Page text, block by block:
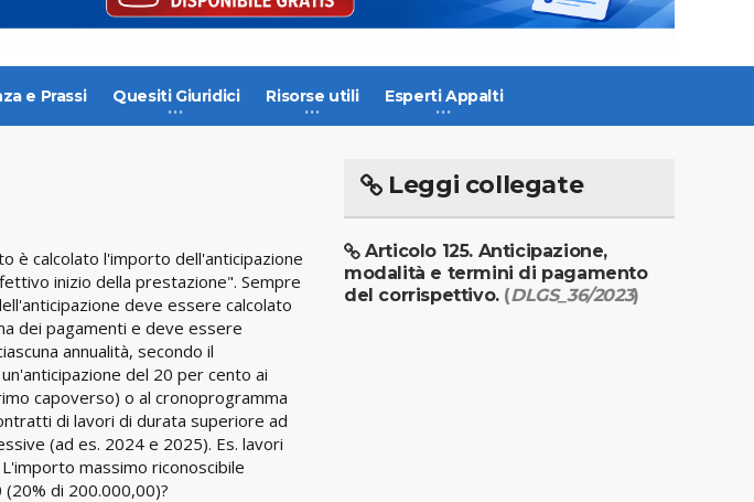
e Prassi Quesiti Giuridici Risorse utili Esperti Appalti
è calcolato l'importo dell'anticipazione
inizio della prestazione". Sempre
deve essere calcolato
dei pagamenti e deve essere
annualità, secondo il
del 20 per cento ai
capoverso) o al cronoprogramma
di lavori di durata superiore ad
(ad es. 2024 e 2025). Es. lavori
massimo riconoscibile
di 200.000,00)?
Leggi collegate
Articolo 125. Anticipazione,
modalità e termini di pagamento
del corrispettivo. (DLGS_36/2023)